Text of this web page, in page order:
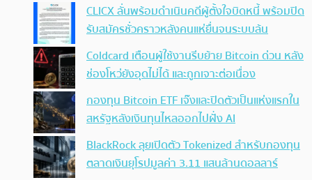
CLICX ลั่นพร้อมดำเนินคดีผู้ตั้งใจบิดหนี้ พร้อมปิด
รับสมัครชั่วคราวหลังคนแห่ยื่นจนระบบล้น
Coldcard เตือนผู้ใช้งานรีบย้าย Bitcoin ด่วน หลัง
ช่องโหว่ยังอุดไม่ได้ และถูกเจาะต่อเนื่อง
กองทุน Bitcoin ETF เจ๊งและปิดตัวเป็นแห่งแรกใน
สหรัฐหลังเงินทุนไหลออกไปฝั่ง AI
BlackRock ลุยเปิดตัว Tokenized สำหรับกองทุน
ตลาดเงินยุโรปมูลค่า 3.11 แสนล้านดอลลาร์